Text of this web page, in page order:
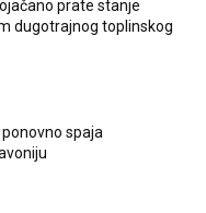
prate stanje
dugotrajnog toplinskog
ponovno spaja